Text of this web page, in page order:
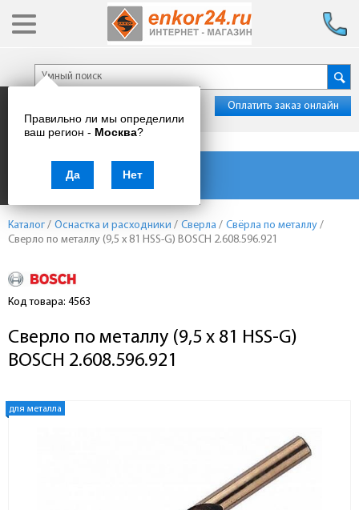
Правильно ли мы определили
ваш регион - Москва?
Да Нет
Оплатить заказ онлайн
Каталог товаров
Каталог / Оснастка и расходники / Сверла / Свёрла по металлу /
Сверло по металлу (9,5 x 81 HSS-G) BOSCH 2.608.596.921
Код товара: 4563
Сверло по металлу (9,5 x 81 HSS-G)
BOSCH 2.608.596.921
для металла